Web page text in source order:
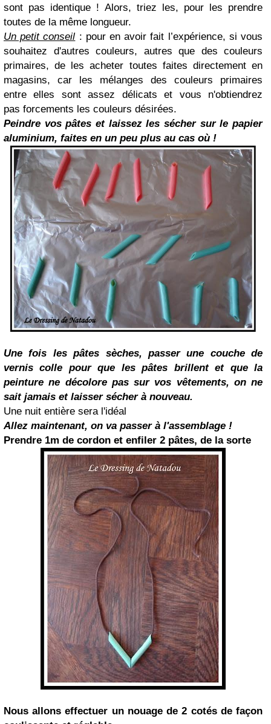
sont pas identique ! Alors, triez les, pour les prendre
toutes de la même longueur.
Un petit conseil : pour en avoir fait l’expérience, si vous
souhaitez d'autres couleurs, autres que des couleurs
primaires, de les acheter toutes faites directement en
magasins, car les mélanges des couleurs primaires
entre elles sont assez délicats et vous n'obtiendrez
pas forcements les couleurs désirées.
Peindre vos pâtes et laissez les sécher sur le papier
aluminium, faites en un peu plus au cas où !
Une fois les pâtes sèches, passer une couche de
vernis colle pour que les pâtes brillent et que la
peinture ne décolore pas sur vos vêtements, on ne
sait jamais et laisser sécher à nouveau.
Une nuit entière sera l'idéal
Allez maintenant, on va passer à l'assemblage !
Prendre 1m de cordon et enfiler 2 pâtes, de la sorte
Nous allons effectuer un nouage de 2 cotés de façon